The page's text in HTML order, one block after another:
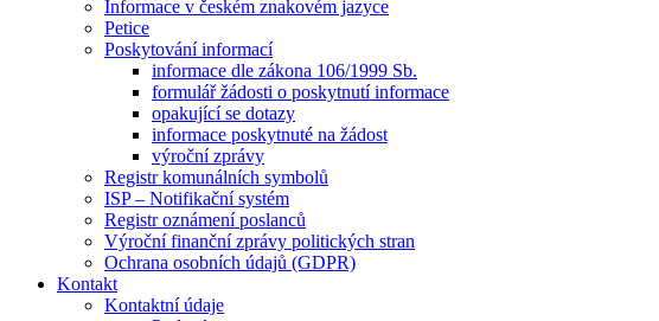
Informace v českém znakovém jazyce
Petice
Poskytování informací
informace dle zákona 106/1999 Sb.
formulář žádosti o poskytnutí informace
opakující se dotazy
informace poskytnuté na žádost
výroční zprávy
Registr komunálních symbolů
ISP – Notifikační systém
Registr oznámení poslanců
Výroční finanční zprávy politických stran
Ochrana osobních údajů (GDPR)
Kontakt
Kontaktní údaje